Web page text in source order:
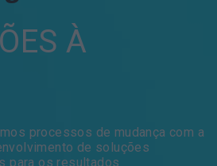
À
processos de mudança com a
de soluções
para os resultados